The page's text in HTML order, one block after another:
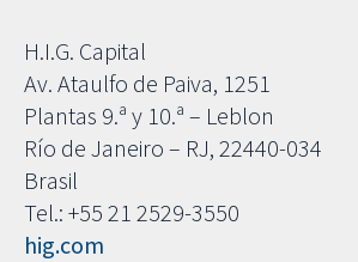
H.I.G. Capital
Av. Ataulfo de Paiva, 1251
Plantas 9.ª y 10.ª – Leblon
Río de Janeiro – RJ, 22440-034
Brasil
Tel.: +55 21 2529-3550
hig.com